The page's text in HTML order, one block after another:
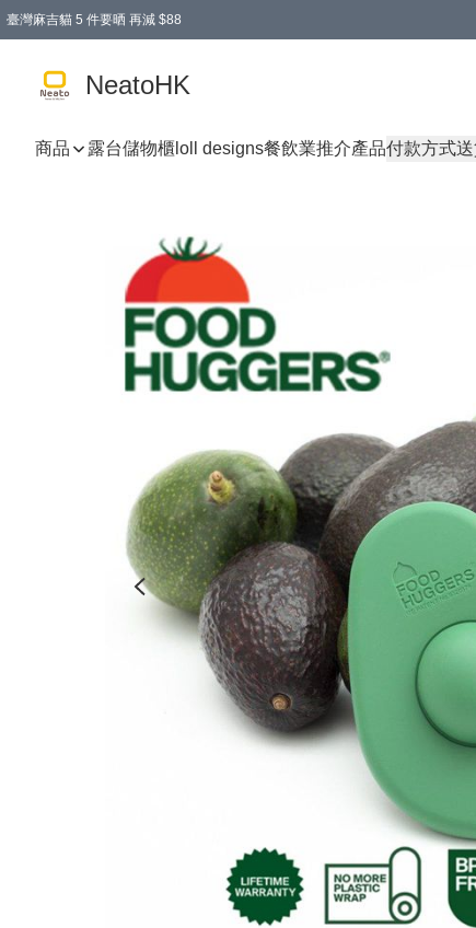
臺灣麻吉貓 5 件要晒 再減 $88
NeatoHK
商品 露台儲物櫃 loll designs餐飲業推介產品付款方式